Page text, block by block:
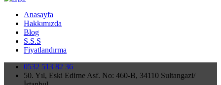
Anasayfa
Hakkımızda
Blog
S.S.S
Fiyatlandırma
0532 513 82 36
50. Yıl, Eski Edirne Asf. No: 460-B, 34110 Sultangazi/